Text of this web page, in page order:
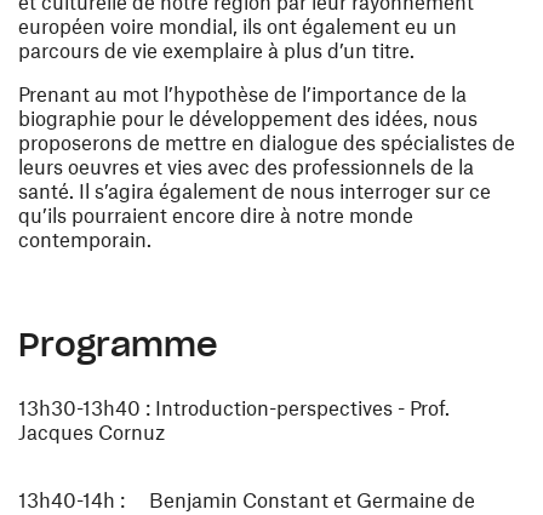
européen voire mondial, ils ont également eu un
parcours de vie exemplaire à plus d’un titre.
Prenant au mot l’hypothèse de l’importance de la
biographie pour le développement des idées, nous
proposerons de mettre en dialogue des spécialistes de
leurs oeuvres et vies avec des professionnels de la
santé. Il s’agira également de nous interroger sur ce
qu’ils pourraient encore dire à notre monde
contemporain.
Programme
13h30-13h40 : Introduction-perspectives - Prof.
Jacques Cornuz
13h40-14h : Benjamin Constant et Germaine de